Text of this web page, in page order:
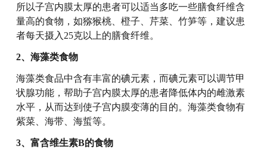
所以子宫内膜太厚的患者可以适当多吃一些膳食纤维含
量高的食物，如猕猴桃、橙子、芹菜、竹笋等，建议患
者每天摄入25克以上的膳食纤维。
2、海藻类食物
海藻类食品中含有丰富的碘元素，而碘元素可以调节甲
状腺功能，帮助子宫内膜太厚的患者降低体内的雌激素
水平，从而达到使子宫内膜变薄的目的。海藻类食物有
紫菜、海带、海蜇等。
3、富含维生素B的食物